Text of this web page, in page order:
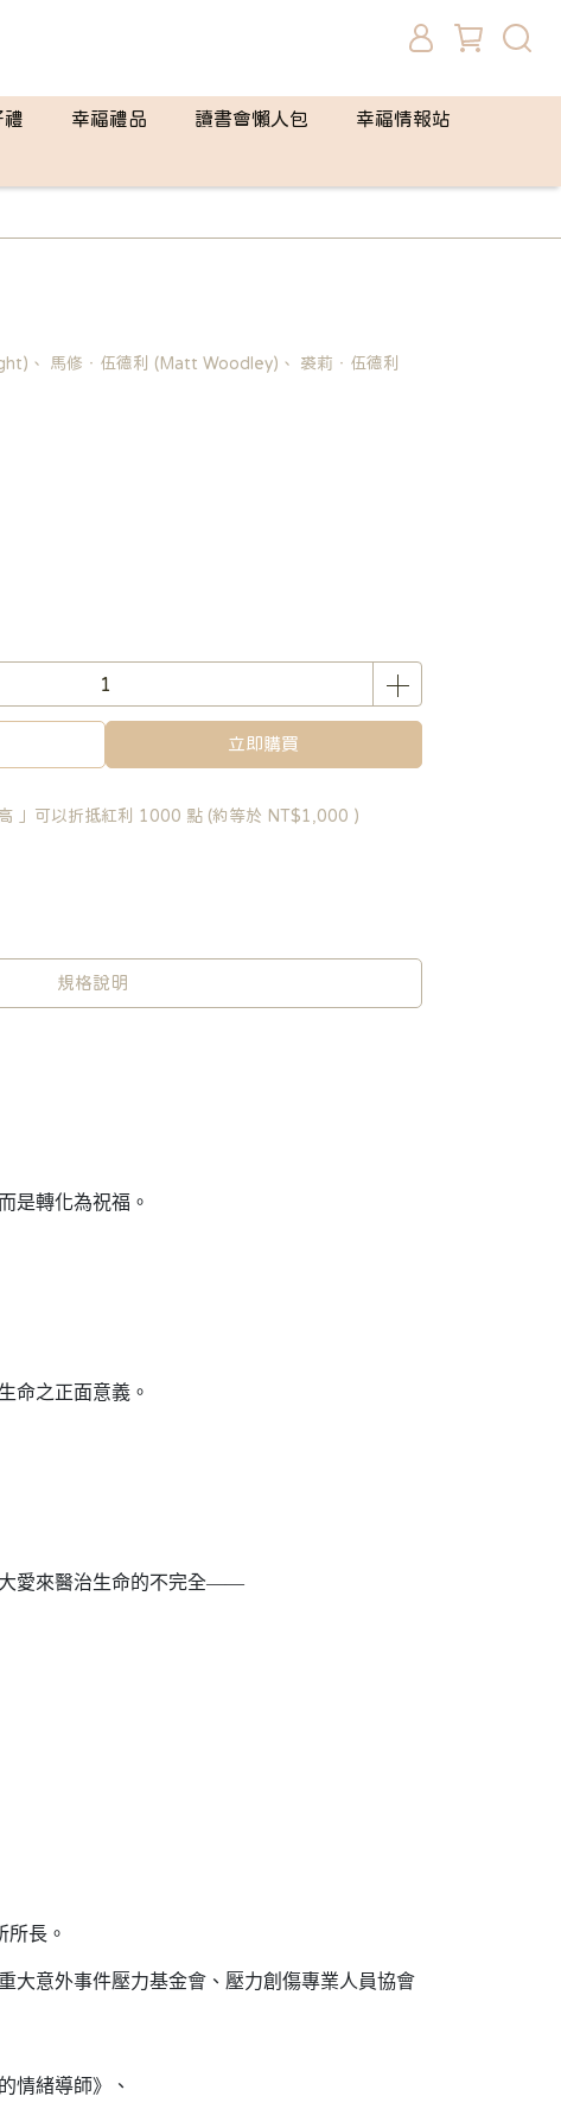
禮 幸福禮品 讀書會懶人包 幸福情報站
、 馬修‧伍德利 (Matt Woodley)、 裘莉‧伍德利
立即購買
」可以折抵紅利 1000 點 (約等於 NT$1,000 )
規格說明
是轉化為祝福。
命之正面意義。
大愛來醫治生命的不完全——
所長。
大意外事件壓力基金會、壓力創傷專業人員協會
情緒導師》、